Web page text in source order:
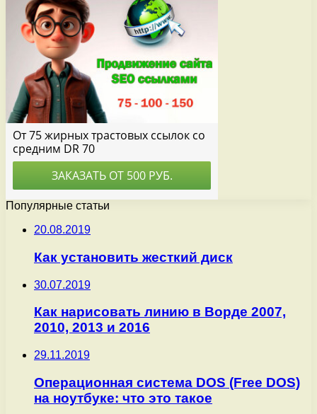
Популярные статьи
20.08.2019
Как установить жесткий диск
30.07.2019
Как нарисовать линию в Ворде 2007,
2010, 2013 и 2016
29.11.2019
Операционная система DOS (Free DOS)
на ноутбуке: что это такое